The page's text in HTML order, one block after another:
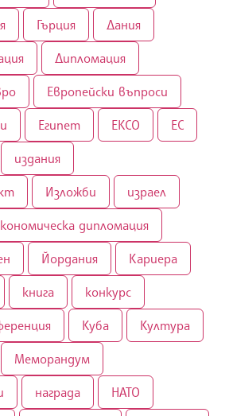
Гърция Дания
Дипломация
Европейски въпроси
Египет ЕКСО ЕС
издания
Изложби израел
дипломация
Йордания Кариера
книга конкурс
Куба Култура
Меморандум
награда НАТО